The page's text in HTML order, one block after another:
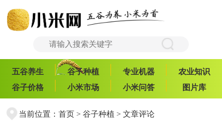
五谷养生 谷子种植 专业机器
农业知识
谷子价格
小米市场 小米问答 图片库
当前位置： 首页> 谷子种植 > 文章评论